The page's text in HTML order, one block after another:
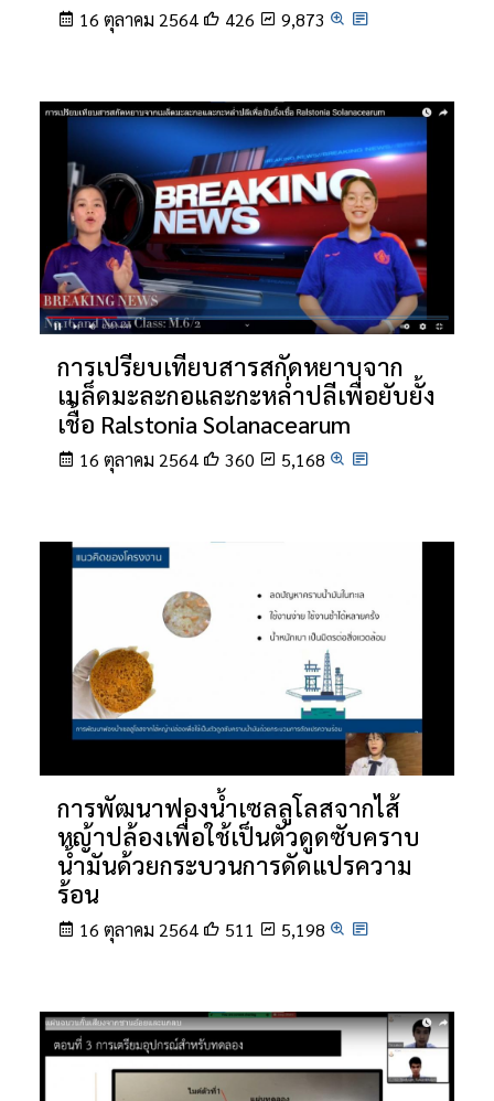
16 ตุลาคม 2564 426 9,873
การเปรียบเทียบสารสกัดหยาบจาก
เมล็ดมะละกอและกะหล่ำปลีเพื่อยับยั้ง
เชื้อ Ralstonia Solanacearum
16 ตุลาคม 2564 360 5,168
การพัฒนาฟองน้ำเซลลูโลสจากไส้
หญ้าปล้องเพื่อใช้เป็นตัวดูดซับคราบ
น้ำมันด้วยกระบวนการดัดแปรความ
ร้อน
16 ตุลาคม 2564 511 5,198